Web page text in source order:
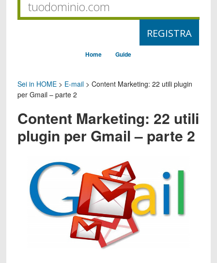
Home Guide
Sei in HOME> E-mail> Content Marketing: 22 utili plugin
per Gmail – parte 2
Content Marketing: 22 utili
plugin per Gmail – parte 2